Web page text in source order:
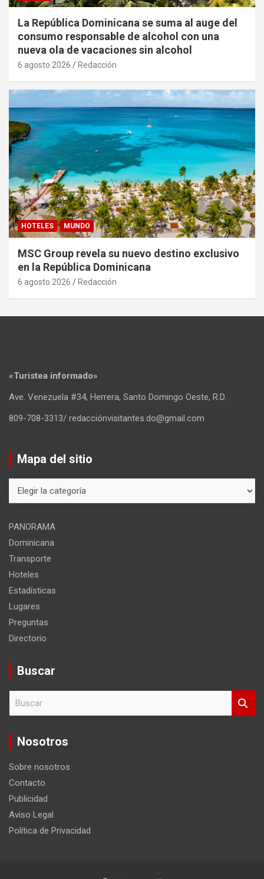
La República Dominicana se suma al auge del
consumo responsable de alcohol con una
nueva ola de vacaciones sin alcohol
6 agosto 2026 Redacción
HOTELES MUNDO
MSC Group revela su nuevo destino exclusivo
en la República Dominicana
6 agosto 2026 Redacción
«Turistea informado»
Ave. Venezuela #34, Herrera, Santo Domingo Oeste, R.D.
809-708-3313/ redacciónvisitantes.do@gmail.com
Mapa del sitio
del
PANORAMA
Dominicana
Transporte
Hoteles
Estadísticas
Lugares
Preguntas
Directorio
Buscar
c
Nosotros
Sobre nosotros
Contacto
Publicidad
Aviso Legal
Política de Privacidad